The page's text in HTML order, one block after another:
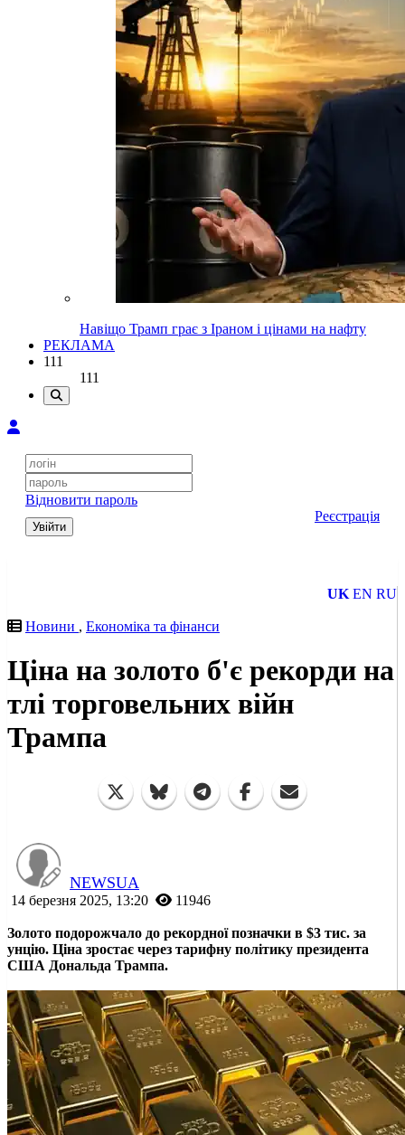
Навіщо Трамп грає з Іраном і цінами на нафту
РЕКЛАМА
111
111
Відновити пароль
Увійти
Реєстрація
UK EN RU
Новини , Економіка та фінанси
Ціна на золото б'є рекорди на
тлі торговельних війн
Трампа
NEWSUA
14 березня 2025, 13:20 11946
Золото подорожчало до рекордної позначки в $3 тис. за
унцію. Ціна зростає через тарифну політику президента
США Дональда Трампа.